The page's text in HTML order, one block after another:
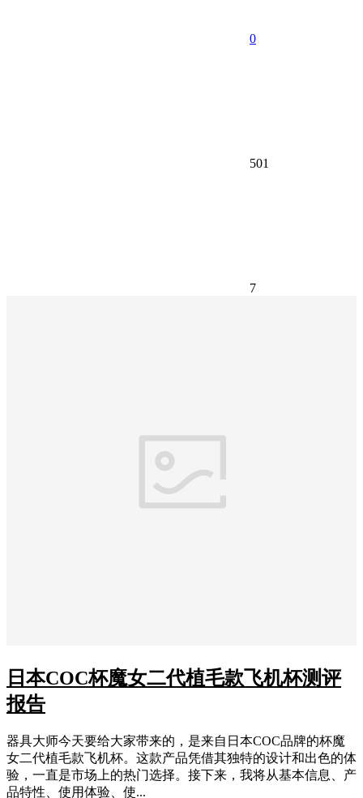
0
501
7
日本COC杯魔女二代植毛款飞机杯测评
报告
器具大师今天要给大家带来的，是来自日本COC品牌的杯魔
女二代植毛款飞机杯。这款产品凭借其独特的设计和出色的体
验，一直是市场上的热门选择。接下来，我将从基本信息、产
品特性、使用体验、使...